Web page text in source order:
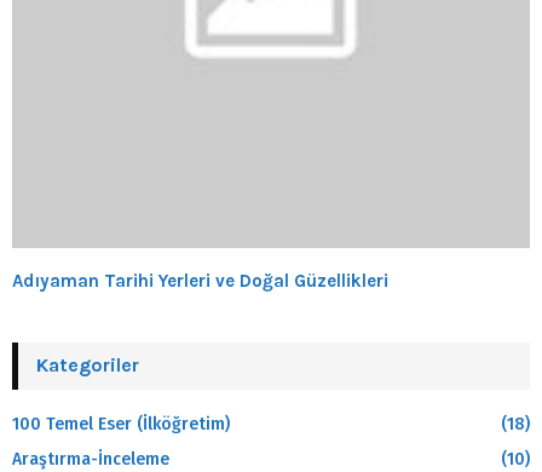
Adıyaman Tarihi Yerleri ve Doğal Güzellikleri
Kategoriler
100 Temel Eser (İlköğretim)
(18)
Araştırma-İnceleme
(10)